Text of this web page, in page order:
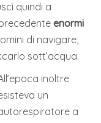
quindi a
enormi
di navigare,
sott’acqua.
inoltre
un
a